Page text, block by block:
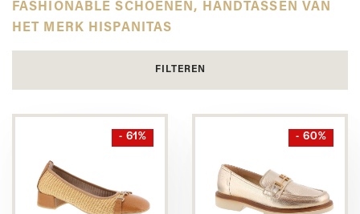
FASHIONABLE SCHOENEN, HANDTASSEN VAN
HET MERK HISPANITAS
FILTEREN
- 61% - 60%